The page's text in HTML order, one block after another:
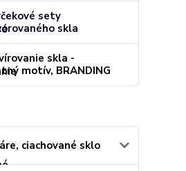
sety
skla
skla -
motív, BRANDING
ciachované sklo